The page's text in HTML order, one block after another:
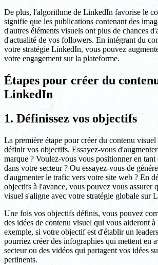
De plus, l'algorithme de LinkedIn favorise le
signifie que les publications contenant des
d'autres éléments visuels ont plus de chances
d'actualité de vos followers. En intégrant du
votre stratégie LinkedIn, vous pouvez
votre engagement sur la plateforme.
Étapes pour créer du
LinkedIn
1. Définissez vos objectifs
La première étape pour créer du contenu
définir vos objectifs. Essayez-vous
marque ? Voulez-vous vous positionner en
dans votre secteur ? Ou essayez-vous de
d'augmenter le trafic vers votre site web ? En
objectifs à l'avance, vous pouvez vous assurer
visuel s'aligne avec votre stratégie globale sur
Une fois vos objectifs définis, vous pouvez
des idées de contenu visuel qui vous aideront à
exemple, si votre objectif est d'établir un
pourriez créer des infographies qui mettent en
secteur ou des vidéos qui partagent vos idées
pertinents.